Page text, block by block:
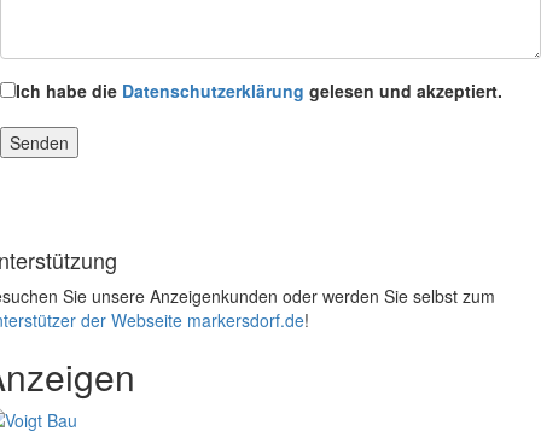
Ich habe die Datenschutzerklärung gelesen und akzeptiert.
Sie unsere Anzeigenkunden oder werden Sie selbst zum
der Webseite markersdorf.de!